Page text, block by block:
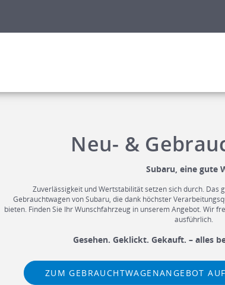
Neu- &
Subaru, eine gute
Zuverlässigkeit und Wertstabilität setzen sich durch. Das
Gebrauchtwagen von Subaru, die dank höchster
bieten. Finden Sie Ihr Wunschfahrzeug in unserem Angebot. Wir
ausführlich.
Gesehen. Geklickt. Gekauft. – alles
ZUM GEBRAUCHTWAGENANGEBOT